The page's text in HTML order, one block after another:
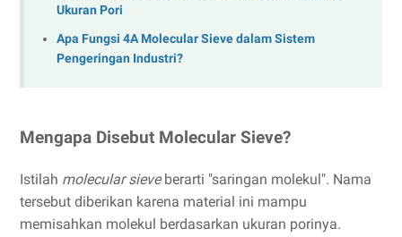
Ukuran Pori
Apa Fungsi 4A Molecular Sieve dalam Sistem
Pengeringan Industri?
Mengapa Disebut Molecular Sieve?
Istilah molecular sieveberarti "saringan molekul". Nama
tersebut diberikan karena material ini mampu
memisahkan molekul berdasarkan ukuran porinya.